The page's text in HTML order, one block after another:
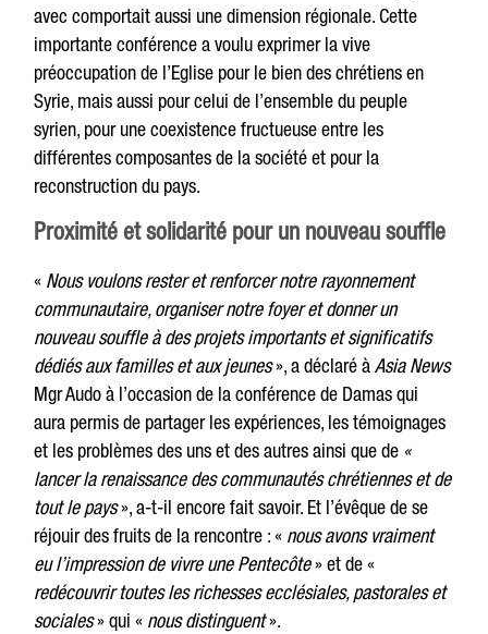
avec comportait aussi une dimension régionale. Cette
importante conférence a voulu exprimer la vive
préoccupation de l’Eglise pour le bien des chrétiens en
Syrie, mais aussi pour celui de l’ensemble du peuple
syrien, pour une coexistence fructueuse entre les
différentes composantes de la société et pour la
reconstruction du pays.
Proximité et solidarité pour un nouveau souffle
« Nous voulons rester et renforcer notre rayonnement
communautaire, organiser notre foyer et donner un
nouveau souffle à des projets importants et significatifs
dédiés aux familles et aux jeunes», a déclaré àAsia News
Mgr Audo à l’occasion de la conférence de Damas qui
aura permis de partager les expériences, les témoignages
et les problèmes des uns et des autres ainsi que de «
lancer la renaissance des communautés chrétiennes et de
tout le pays», a-t-il encore fait savoir. Et l’évêque de se
réjouir des fruits de la rencontre : « nous avons vraiment
eu l’impression de vivre une Pentecôte» et de «
redécouvrir toutes les richesses ecclésiales, pastorales et
sociales» qui « nous distinguent».